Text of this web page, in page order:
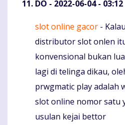
DO - 2022-06-04 - 03:12
Komentaras
slot online gacor -
distributor slot onlen
konvensional bukan
lagi di telinga dikau,
prwgmatic play adalah
slot online nomor satu
usulan kejai bettor